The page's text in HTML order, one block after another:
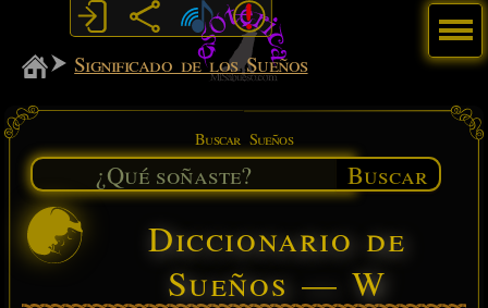
MiSabueso
Significado de los Sueños
Buscar Sueños
Buscar
Diccionario de
Sueños — W
Menú